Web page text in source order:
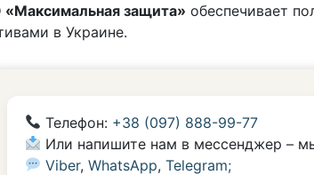
защита» обеспечивает
в Украине.
Телефон: +38 (097) 888-99-77
Или напишите нам в мессенджер –
Viber,WhatsApp,Telegram;